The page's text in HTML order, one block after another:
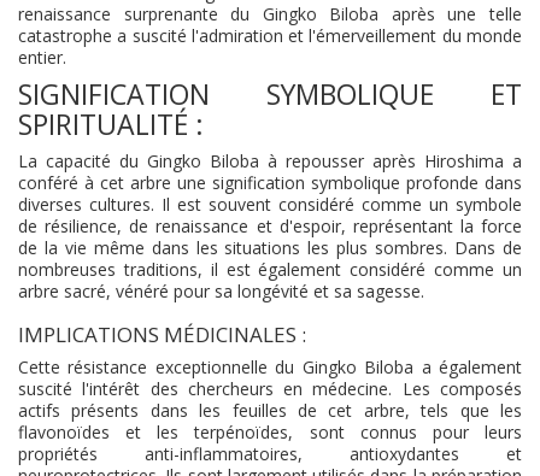
renaissance surprenante du Gingko Biloba après une telle
catastrophe a suscité l'admiration et l'émerveillement du monde
entier.
SIGNIFICATION SYMBOLIQUE ET
SPIRITUALITÉ :
La capacité du Gingko Biloba à repousser après Hiroshima a
conféré à cet arbre une signification symbolique profonde dans
diverses cultures. Il est souvent considéré comme un symbole
de résilience, de renaissance et d'espoir, représentant la force
de la vie même dans les situations les plus sombres. Dans de
nombreuses traditions, il est également considéré comme un
arbre sacré, vénéré pour sa longévité et sa sagesse.
IMPLICATIONS MÉDICINALES :
Cette résistance exceptionnelle du Gingko Biloba a également
suscité l'intérêt des chercheurs en médecine. Les composés
actifs présents dans les feuilles de cet arbre, tels que les
flavonoïdes et les terpénoïdes, sont connus pour leurs
propriétés anti-inflammatoires, antioxydantes et